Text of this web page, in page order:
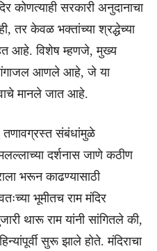
कोणत्याही सरकारी अनुदानाचा
तर केवळ भक्तांच्या श्रद्धेच्या
आहे. विशेष म्हणजे, मुख्य
गंगाजल आणले आहे, जे या
मानले जात आहे.
तणावग्रस्त संबंधांमुळे
दर्शनास जाणे कठीण
भरून काढण्यासाठी
भूमीतच राम मंदिर
थारू राम यांनी सांगितले की,
सुरू झाले होते. मंदिराचा